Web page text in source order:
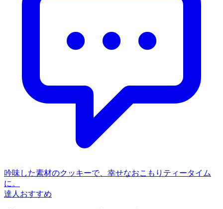
吟味した素材のクッキーで、幸せなおこもりティータイム
に。
達人おすすめ